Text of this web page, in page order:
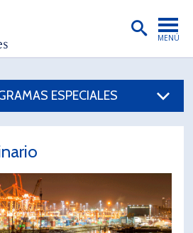
MENÚ
INSTITUTO
EXTENSIÓN
ESPECIALES